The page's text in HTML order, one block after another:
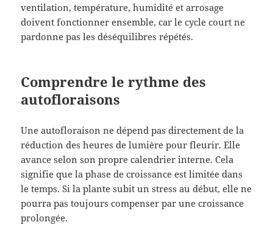
ventilation, température, humidité et arrosage
doivent fonctionner ensemble, car le cycle court ne
pardonne pas les déséquilibres répétés.
Comprendre le rythme des
autofloraisons
Une autofloraison ne dépend pas directement de la
réduction des heures de lumière pour fleurir. Elle
avance selon son propre calendrier interne. Cela
signifie que la phase de croissance est limitée dans
le temps. Si la plante subit un stress au début, elle ne
pourra pas toujours compenser par une croissance
prolongée.